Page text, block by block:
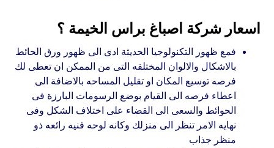
اسعار شركة اصباغ براس الخيمة ؟
فمع ظهور التكنولوجيا الحديثة ادى الى ظهور ورق الحائط
بالاشكال والالوان المختلفه التى من الممكن ان تعطى لك
فرصه توسيع المكان او تقليل المساحه بالاضافة الى
اعطاء فرصه الى القيام بوضع الرسومات البارزة فى
الحوائط والسعى الى القضاء على اختلاف الشكل وفى
نهايه الامر تنظر الى منزلك وكانه لوحه فنيه رائعه ذو
منظر جذاب